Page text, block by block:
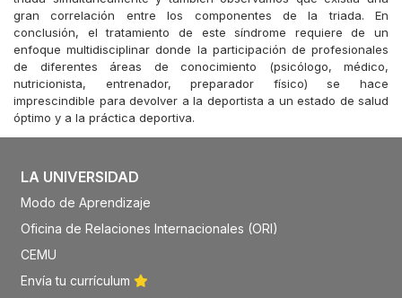
gran correlación entre los componentes de la triada. En
conclusión, el tratamiento de este síndrome requiere de un
enfoque multidisciplinar donde la participación de profesionales
de diferentes áreas de conocimiento (psicólogo, médico,
nutricionista, entrenador, preparador físico) se hace
imprescindible para devolver a la deportista a un estado de salud
óptimo y a la práctica deportiva.
LA UNIVERSIDAD
Modo de Aprendizaje
Oficina de Relaciones Internacionales (ORI)
CEMU
Envía tu currículum